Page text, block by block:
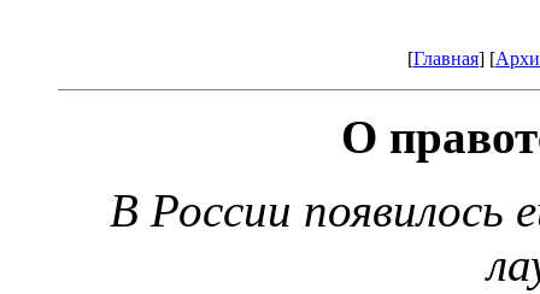
[Главная] [
О
В России появилось